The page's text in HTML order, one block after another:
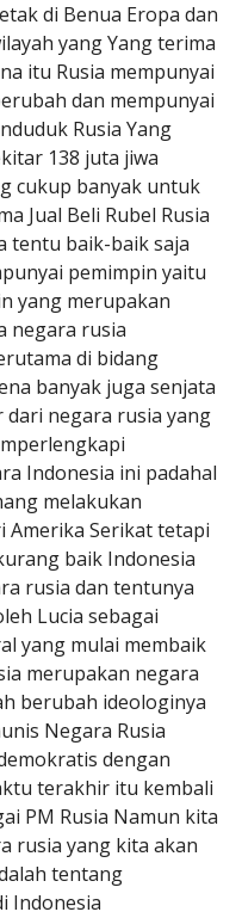
di Benua Eropa dan
yang Yang terima
itu Rusia mempunyai
dan mempunyai
Rusia Yang
138 juta jiwa
cukup banyak untuk
Jual Beli Rubel Rusia
tentu baik-baik saja
pemimpin yaitu
yang merupakan
negara rusia
di bidang
banyak juga senjata
negara rusia yang
Indonesia ini padahal
melakukan
Amerika Serikat tetapi
baik Indonesia
rusia dan tentunya
Lucia sebagai
yang mulai membaik
merupakan negara
berubah ideologinya
Negara Rusia
dengan
terakhir itu kembali
PM Rusia Namun kita
rusia yang kita akan
tentang
Indonesia